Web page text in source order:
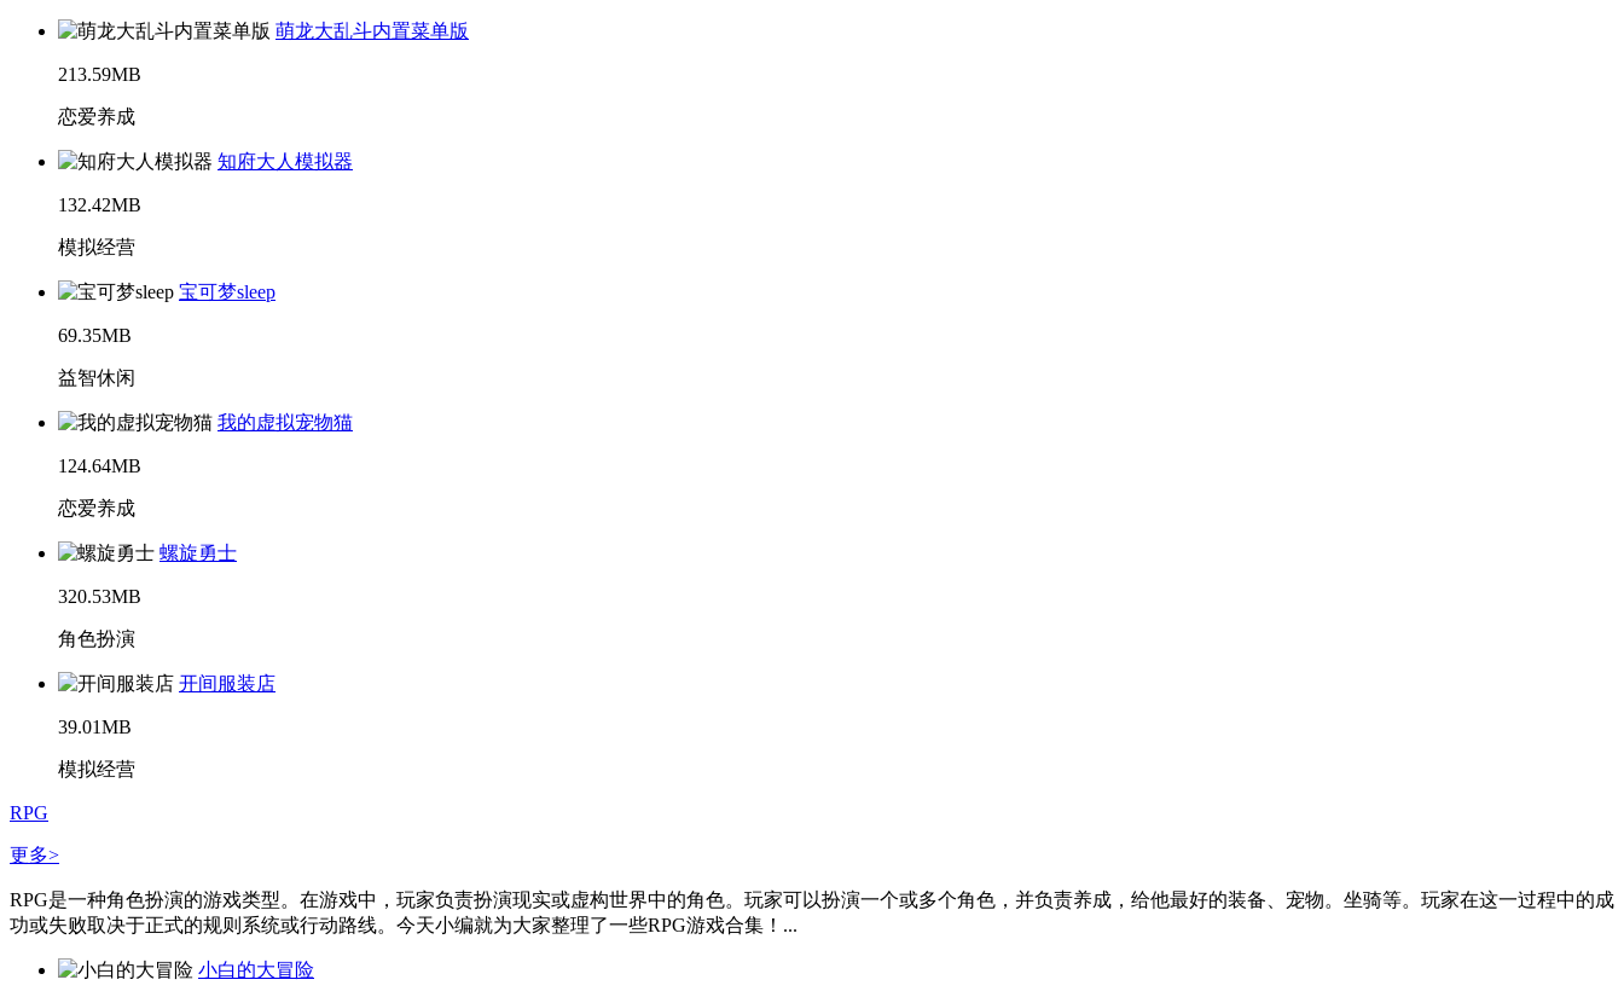
萌龙大乱斗内置菜单版
213.59MB
恋爱养成
知府大人模拟器
132.42MB
模拟经营
宝可梦sleep
69.35MB
益智休闲
我的虚拟宠物猫
124.64MB
恋爱养成
螺旋勇士
320.53MB
角色扮演
开间服装店
39.01MB
模拟经营
RPG
更多>
RPG是一种角色扮演的游戏类型。在游戏中，玩家负责扮演现实或虚构世界中的角色。玩家可以扮演一个或多个角色，并负责养成，给他最好的装备、宠物。坐骑等。玩家在这一过程中的成
功或失败取决于正式的规则系统或行动路线。今天小编就为大家整理了一些RPG游戏合集！...
小白的大冒险